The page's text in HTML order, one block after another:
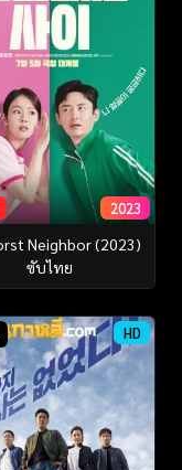
2023
Neighbor (2023)
ซับไทย
HD